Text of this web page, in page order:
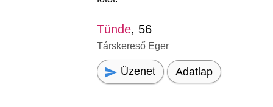
Tünde, 56
Társkereső Eger
Üzenet Adatlap